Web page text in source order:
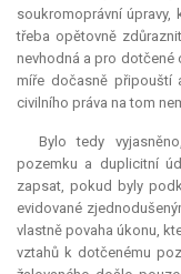
soukromoprávní úpravy,
třeba opětovně
nevhodná a pro dotčené
míře dočasně připouští
civilního práva na tom
Bylo tedy
pozemku a duplicitní
zapsat, pokud byly
evidované
vlastně povaha úkonu,
vztahů k dotčenému